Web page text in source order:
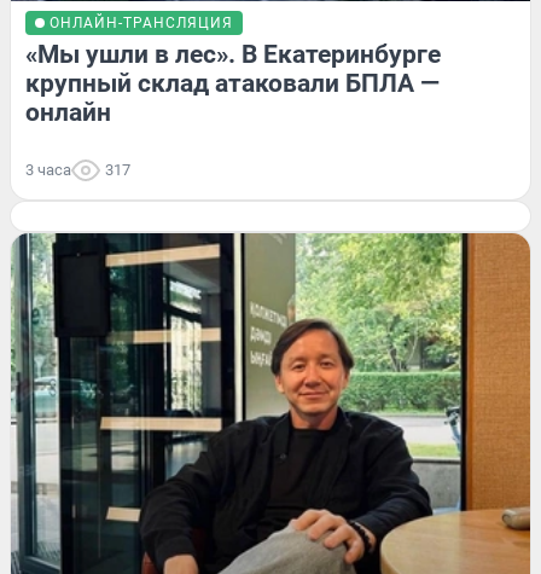
ОНЛАЙН-ТРАНСЛЯЦИЯ
«Мы ушли в лес». В Екатеринбурге
крупный склад атаковали БПЛА —
онлайн
3 часа 317